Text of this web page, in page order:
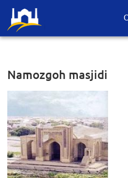
Namozgoh masjidi